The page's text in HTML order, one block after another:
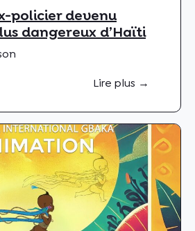
policier devenu
dangereux d’Haïti
Lire plus →